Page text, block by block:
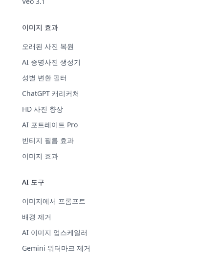
이미지 효과
오래된 사진 복원
AI 증명사진 생성기
성별 변환 필터
ChatGPT 캐리커처
HD 사진 향상
AI 포트레이트 Pro
빈티지 필름 효과
이미지 효과
AI 도구
이미지에서 프롬프트
배경 제거
AI 이미지 업스케일러
Gemini 워터마크 제거